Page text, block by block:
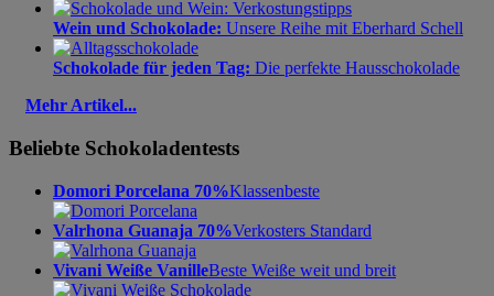
Wein und Schokolade: Unsere Reihe mit Eberhard Schell
Schokolade für jeden Tag: Die perfekte Hausschokolade
Mehr Artikel...
Beliebte Schokoladentests
Domori Porcelana 70%Klassenbeste
Valrhona Guanaja 70%Verkosters Standard
Vivani Weiße VanilleBeste Weiße weit und breit